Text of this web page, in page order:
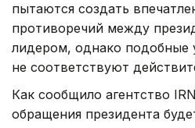
пытаются создать
противоречий между
лидером, однако подобные
не соответствуют
Как сообщило агентство
обращения президента